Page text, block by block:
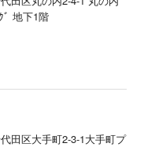
ﾞ 地下1階
田区大手町2-3-1大手町プ